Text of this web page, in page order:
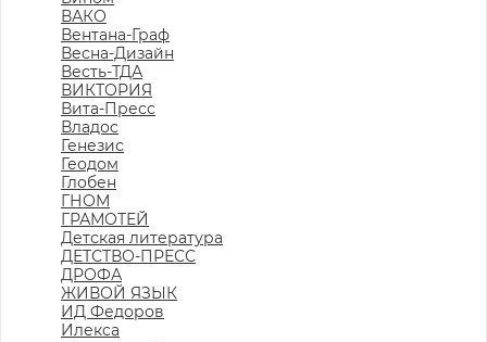
ВАКО
Вентана-Граф
Весна-Дизайн
Весть-ТДА
ВИКТОРИЯ
Вита-Пресс
Владос
Генезис
Геодом
Глобен
ГНОМ
ГРАМОТЕЙ
Детская литература
ДЕТСТВО-ПРЕСС
ДРОФА
ЖИВОЙ ЯЗЫК
ИД Федоров
Илекса